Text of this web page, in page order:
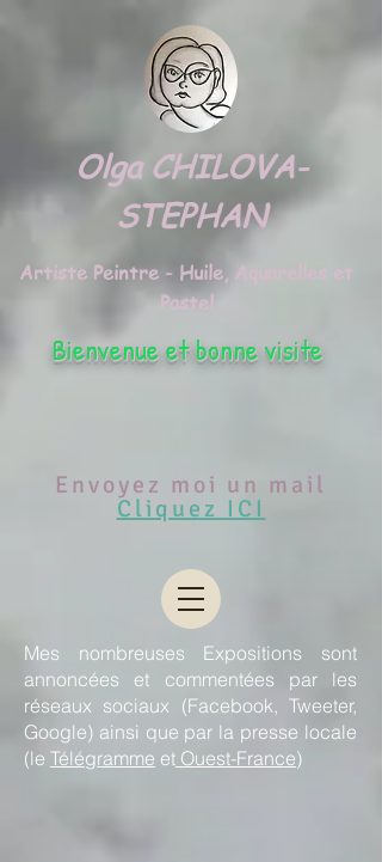
Olga CHILOVA-
STEPHAN
Artiste Peintre - Huile, Aquarelles et
Pastel
Envoyez moi un mail
Cliquez ICI
Bienvenue et bonne visite
Mes nombreuses Expositions sont
annoncées et commentées par les
réseaux sociaux (Facebook, Tweeter,
Google) ainsi que par la presse locale
(le Télégramme et Ouest-France)